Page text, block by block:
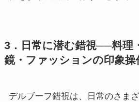
3．日常に潜む錯視──料理
鏡・ファッションの印象操
デルブーフ錯視は、日常のさま